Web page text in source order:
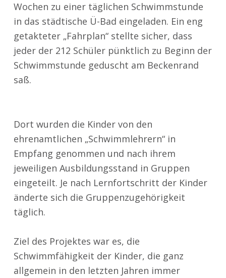
Wochen zu einer täglichen Schwimmstunde
in das städtische Ü-Bad eingeladen. Ein eng
getakteter „Fahrplan“ stellte sicher, dass
jeder der 212 Schüler pünktlich zu Beginn der
Schwimmstunde geduscht am Beckenrand
saß.
Dort wurden die Kinder von den
ehrenamtlichen „Schwimmlehrern“ in
Empfang genommen und nach ihrem
jeweiligen Ausbildungsstand in Gruppen
eingeteilt. Je nach Lernfortschritt der Kinder
änderte sich die Gruppenzugehörigkeit
täglich.
Ziel des Projektes war es, die
Schwimmfähigkeit der Kinder, die ganz
allgemein in den letzten Jahren immer